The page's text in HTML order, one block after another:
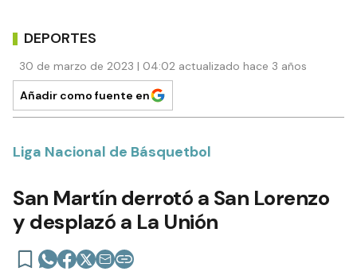
DEPORTES
30 de marzo de 2023 | 04:02 actualizado hace 3 años
Añadir como fuente en
Liga Nacional de Básquetbol
San Martín derrotó a San Lorenzo
y desplazó a La Unión